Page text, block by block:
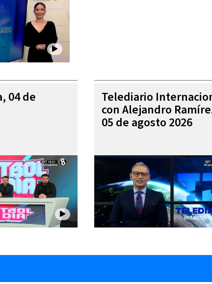
04 de Telediario
con Alejandro
05 de agosto 2026